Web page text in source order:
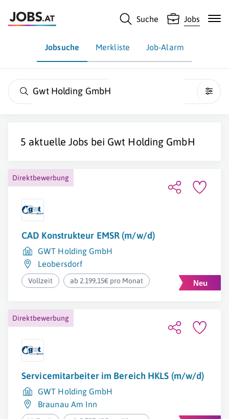
Suche Jobs
Jobsuche Merkliste Job-Alarm
Gwt Holding GmbH
5 aktuelle Jobs bei Gwt Holding GmbH
Direktbewerbung
CAD Konstrukteur EMSR (m/w/d)
GWT Holding GmbH
Leobersdorf
Vollzeit ab 2.199,15€ pro Monat
Direktbewerbung
Servicemitarbeiter im Bereich HKLS (m/w/d)
GWT Holding GmbH
Braunau Am Inn